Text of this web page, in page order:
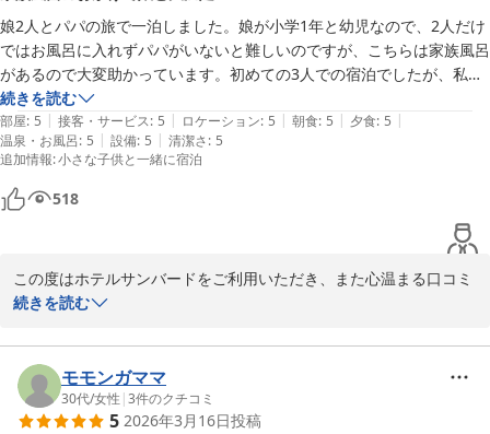
2026-05-25
たお料理を美味しくお召し上がりいただけたとのこと、料理スタッ
フ一同大変励みになります。ボリュームにつきましては、皆様にご
満足いただけるよう心がけておりますが、今後はよりバランスの良
いご提供も検討してまいります。
一方で、建物の経年による音の反響につきまして、ご不便をおかけ
し申し訳ございません。すぐに大きな改修は難しい部分もございま
すが、少しでも快適にお過ごしいただけるよう改善に努めてまいり
ます。
レイトチェックアウトでゆっくりお過ごしいただけたとのこと、何
よりでございます。ご滞在のひとときが少しでも心地よい時間とな
っておりましたら幸いです。
次回お越しいただいた際には、さらにご満足いただけるご滞在をご
提供できるよう努めてまいります。
娘2人とパパの旅で一泊しました。娘が小学1年と幼児なので、2人だけ
ではお風呂に入れずパパがいないと難しいのですが、こちらは家族風呂
があるので大変助かっています。初めての3人での宿泊でしたが、私も
子供達も大満足の旅になりました。ありがとうございました。
続きを読む
部屋: 5 | 接客・サービス: 5 | ロケーション: 5 | 朝食: 5 | 夕食: 5 |
温泉・お風呂: 5 | 設備: 5 | 清潔さ: 5
追加情報:小さな子供と一緒に宿泊
518
この度はホテルサンバードをご利用いただき、また心温まる口コミ
のご投稿をいただき誠にありがとうございます。
お嬢様お二人とのご旅行に当館をお選びいただき、重ねて御礼申し
上げます。初めての3人でのご宿泊とのことでしたが、ご家族皆様
にとってご満足いただけるご滞在となりましたこと、大変嬉しく拝
見いたしました。
続きを読む
モモンガママ
30代/女性 |3件のクチコミ
5 2026年3月16日投稿